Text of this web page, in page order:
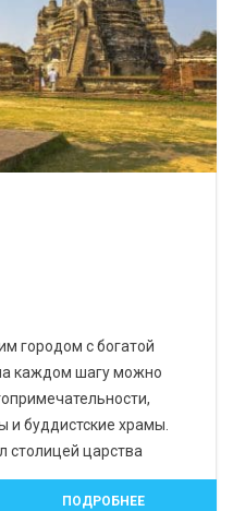
городом с богатой
каждом шагу можно
и буддистские храмы.
столицей царства
ПОДРОБНЕЕ